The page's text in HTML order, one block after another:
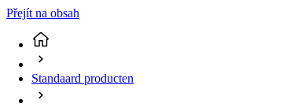
Přejít na obsah
Standaard producten